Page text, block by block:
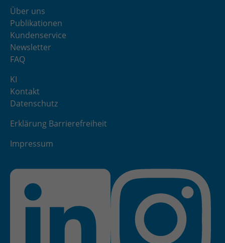
Über uns
Publikationen
Kundenservice
Newsletter
FAQ
KI
Kontakt
Datenschutz
Erklärung Barrierefreiheit
Impressum